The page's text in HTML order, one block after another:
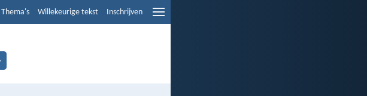
Thema's Willekeurige tekst Inschrijven